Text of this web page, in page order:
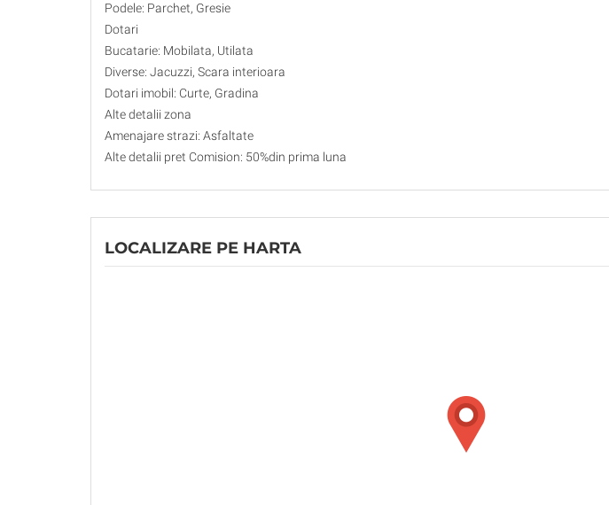
Podele: Parchet, Gresie
Dotari
Bucatarie: Mobilata, Utilata
Diverse: Jacuzzi, Scara interioara
Dotari imobil: Curte, Gradina
Alte detalii zona
Amenajare strazi: Asfaltate
Alte detalii pret Comision: 50%din prima luna
LOCALIZARE PE HARTA